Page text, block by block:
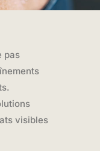
pas
visibles